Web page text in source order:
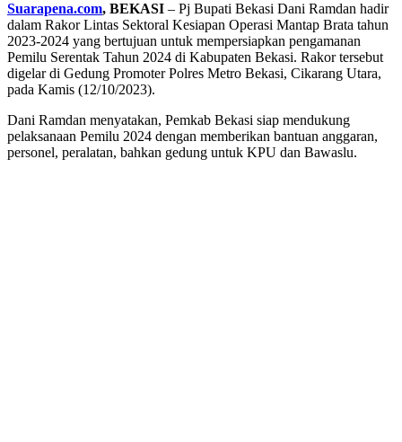
Suarapena.com, BEKASI – Pj Bupati Bekasi Dani Ramdan hadir
dalam Rakor Lintas Sektoral Kesiapan Operasi Mantap Brata tahun
2023-2024 yang bertujuan untuk mempersiapkan pengamanan
Pemilu Serentak Tahun 2024 di Kabupaten Bekasi. Rakor tersebut
digelar di Gedung Promoter Polres Metro Bekasi, Cikarang Utara,
pada Kamis (12/10/2023).
Dani Ramdan menyatakan, Pemkab Bekasi siap mendukung
pelaksanaan Pemilu 2024 dengan memberikan bantuan anggaran,
personel, peralatan, bahkan gedung untuk KPU dan Bawaslu.